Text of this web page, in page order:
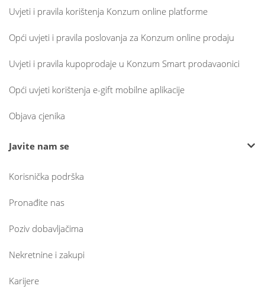
Uvjeti i pravila korištenja Konzum online platforme
Opći uvjeti i pravila poslovanja za Konzum online prodaju
Uvjeti i pravila kupoprodaje u Konzum Smart prodavaonici
Opći uvjeti korištenja e-gift mobilne aplikacije
Objava cjenika
Javite nam se
Korisnička podrška
Pronađite nas
Poziv dobavljačima
Nekretnine i zakupi
Karijere